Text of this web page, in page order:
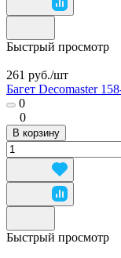
Быстрый просмотр
261 руб./шт
Багет Decomaster
0
0
В корзину
Быстрый просмотр